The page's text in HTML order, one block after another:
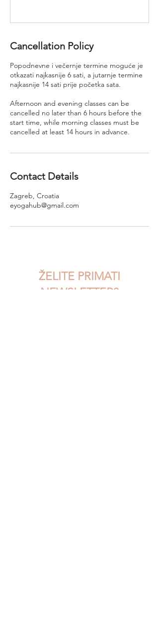
Cancellation Policy
Popodnevne i večernje termine moguće je
otkazati najkasnije 6 sati, a jutarnje termine
najkasnije 14 sati prije početka sata.
Afternoon and evening classes can be
cancelled no later than 6 hours before the
start time, while morning classes must be
cancelled at least 14 hours in advance.
Contact Details
Zagreb, Croatia
eyogahub@gmail.com
ŽELITE PRIMATI
NEWSLETTER?